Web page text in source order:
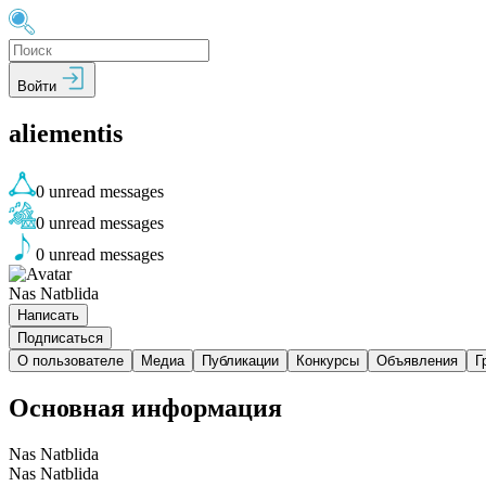
Войти
aliementis
0 unread messages
0 unread messages
0 unread messages
Nas Natblida
Написать
Подписаться
О пользователе
Медиа Публикации Конкурсы Объявления
Основная информация
Nas Natblida
Nas Natblida